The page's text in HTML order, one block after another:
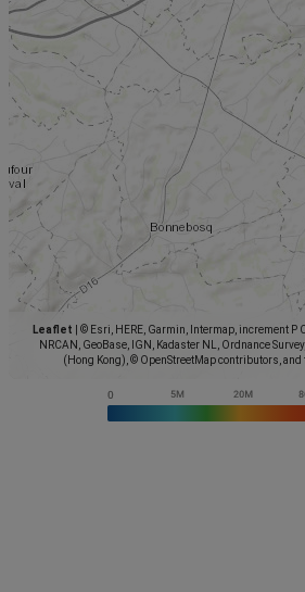
Leaflet
© Esri, HERE, Garmin, Intermap, increment P
NRCAN, GeoBase, IGN, Kadaster NL, Ordnance
(Hong Kong), © OpenStreetMap contributors, and